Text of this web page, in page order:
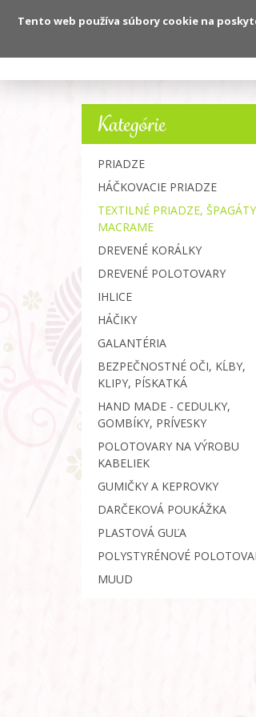
Kategórie
PRIADZE
HÁČKOVACIE PRIADZE
TEXTILNÉ PRIADZE,
MACRAME
DREVENÉ KORÁLKY
DREVENÉ POLOTOVARY
IHLICE
HÁČIKY
GALANTÉRIA
BEZPEČNOSTNÉ OČI, KĹBY,
KLIPY, PÍSKATKÁ
HAND MADE - CEDULKY,
GOMBÍKY, PRÍVESKY
POLOTOVARY NA VÝROBU
KABELIEK
GUMIČKY A KEPROVKY
DARČEKOVÁ POUKÁŽKA
PLASTOVÁ GUĽA
POLYSTYRÉNOVÉ
MUUD
Tento web používa súbory cookie na